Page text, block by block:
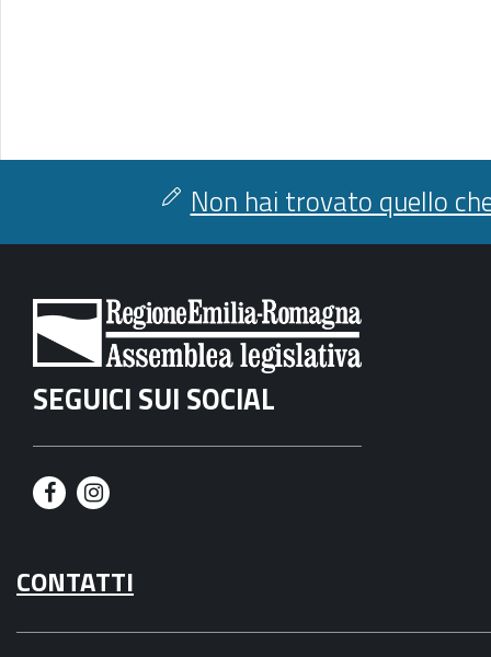
Non hai trovato quello
SEGUICI SUI SOCIAL
F
c
e
I
s
t
CONTATTI